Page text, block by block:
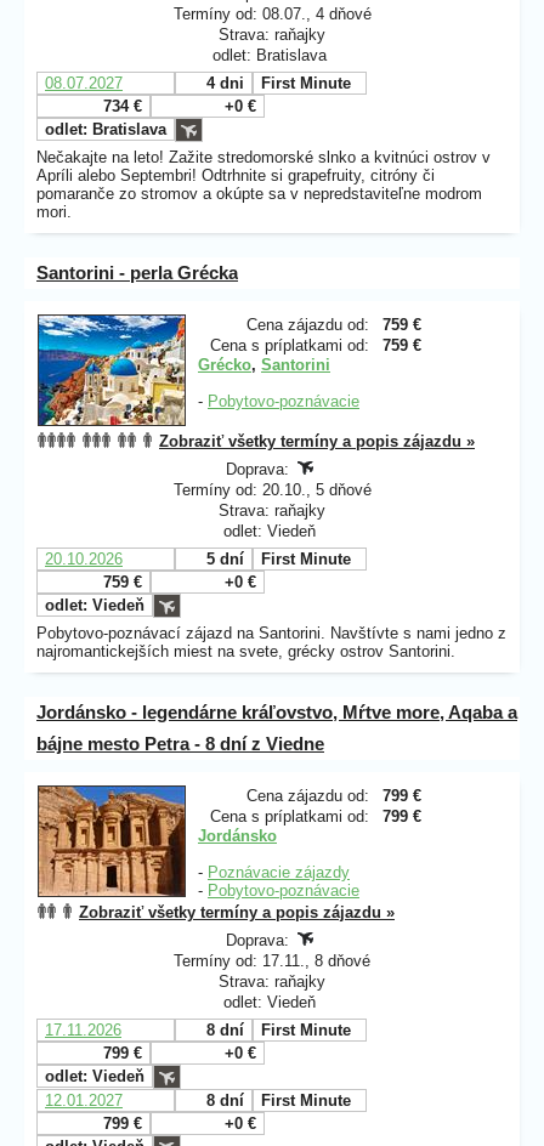
Termíny od: 08.07., 4 dňové
Strava: raňajky
odlet: Bratislava
08.07.2027
4 dni
First Minute
734 €
+0 €
odlet: Bratislava
Nečakajte na leto! Zažite stredomorské slnko a kvitnúci ostrov v
Apríli alebo Septembri! Odtrhnite si grapefruity, citróny či
pomaranče zo stromov a okúpte sa v nepredstaviteľne modrom
mori.
Santorini - perla Grécka
Cena zájazdu od:
759 €
Cena s príplatkami od:
759 €
Grécko, Santorini
- Pobytovo-poznávacie
Zobraziť všetky termíny a popis zájazdu »
Doprava:
Termíny od: 20.10., 5 dňové
Strava: raňajky
odlet: Viedeň
20.10.2026
5 dní
First Minute
759 €
+0 €
odlet: Viedeň
Pobytovo-poznávací zájazd na Santorini. Navštívte s nami jedno z
najromantickejších miest na svete, grécky ostrov Santorini.
Jordánsko - legendárne kráľovstvo, Mŕtve more, Aqaba a
bájne mesto Petra - 8 dní z Viedne
Cena zájazdu od:
799 €
Cena s príplatkami od:
799 €
Jordánsko
- Poznávacie zájazdy
- Pobytovo-poznávacie
Zobraziť všetky termíny a popis zájazdu »
Doprava:
Termíny od: 17.11., 8 dňové
Strava: raňajky
odlet: Viedeň
17.11.2026
8 dní
First Minute
799 €
+0 €
odlet: Viedeň
12.01.2027
8 dní
First Minute
799 €
+0 €